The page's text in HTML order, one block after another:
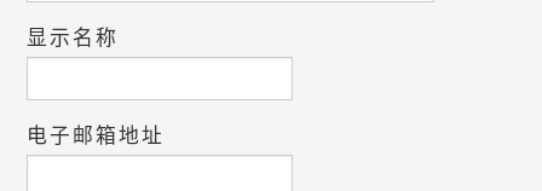
显示名称
电子邮箱地址